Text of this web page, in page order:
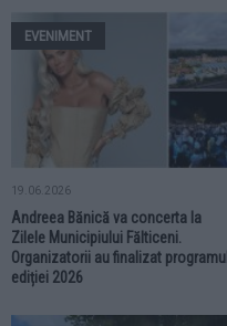
EVENIMENT
19.06.2026
Andreea Bănică va concerta la
Zilele Municipiului Fălticeni.
Organizatorii au finalizat programul
ediției 2026